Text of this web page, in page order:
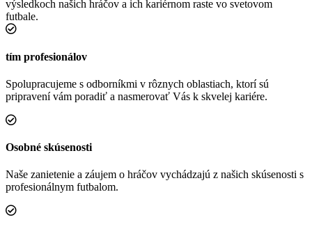
výsledkoch našich hráčov a ich kariérnom raste vo svetovom
futbale.
tím profesionálov
Spolupracujeme s odborníkmi v rôznych oblastiach, ktorí sú
pripravení vám poradiť a nasmerovať Vás k skvelej kariére.
Osobné skúsenosti
Naše zanietenie a záujem o hráčov vychádzajú z našich skúsenosti s
profesionálnym futbalom.